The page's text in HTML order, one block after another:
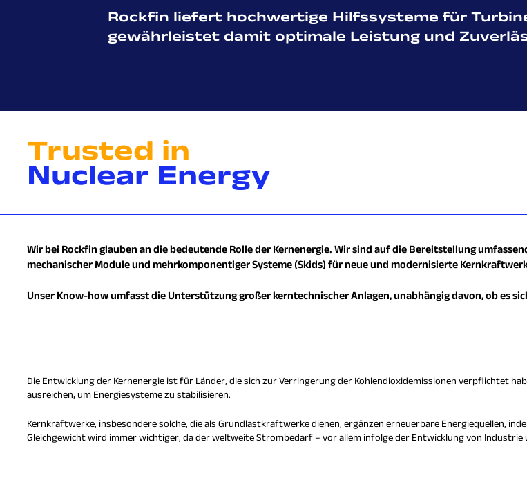
Rockfin liefert hochwertige Hilfssysteme für
gewährleistet damit optimale Leistung und
Trusted in
Nuclear Energy
Wir bei Rockfin glauben an die bedeutende Rolle der Kernenergie. Wir sind auf die Bereitstellung
mechanischer Module und mehrkomponentiger Systeme (Skids) für neue und modernisierte
Unser Know-how umfasst die Unterstützung großer kerntechnischer Anlagen, unabhängig davon, ob es
Die Entwicklung der Kernenergie ist für Länder, die sich zur Verringerung der Kohlendioxidemissionen verpflichtet
ausreichen, um Energiesysteme zu stabilisieren.
Kernkraftwerke, insbesondere solche, die als Grundlastkraftwerke dienen, ergänzen erneuerbare Energiequellen,
Gleichgewicht wird immer wichtiger, da der weltweite Strombedarf – vor allem infolge der Entwicklung von